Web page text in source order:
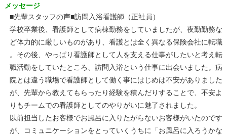
メッセージ
■先輩スタッフの声■訪問入浴看護師（正社員）
学校卒業後、看護師として病棟勤務をしていましたが、夜勤勤務な
ど体力的に厳しいものがあり、看護とは全く異なる保険会社に転職
。その後、やっぱり看護師として人を支える仕事がしたいと考え転
職活動をしていたところ、訪問入浴という仕事に出会いました。病
院とは違う職場で看護師として働く事にはじめは不安がありました
が、先輩から教えてもらったり経験を積んだりすることで、不安よ
りもチームでの看護師としてのやりがいに魅了されました。
以前担当したお客様でお風呂に入りたがらないお客様がいたのです
が、コミュニケーションをとっていくうちに「お風呂に入ろうかな